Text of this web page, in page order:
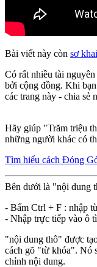
Bài viết này còn sơ khai
Có rất nhiều tài
bởi cộng đồng. Khi
các trang này - chia sẻ
Hãy giúp "Trăm triệu
những người khác có
Tìm hiểu cách Đóng
Bên dưới là "nội dung
- Bấm Ctrl + F : nhập
- Nhập trực tiếp vào ô
"nội dung thô" được
cách gõ "từ khóa". Nó
chỉnh nội dung.